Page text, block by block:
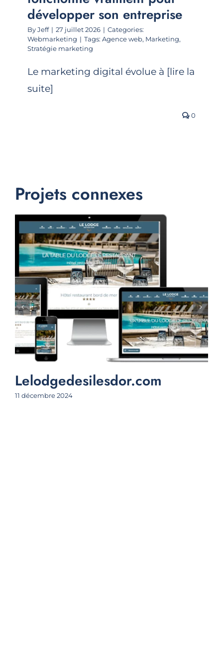
développer son entreprise
ByJeff | 27 juillet 2026 | Categories:
Webmarketing | Tags: Agence web, Marketing,
Stratégie marketing
Le marketing digital évolue à [lire la
suite]
0
Projets connexes
Lelodgedesilesdor.com
11 décembre 2024